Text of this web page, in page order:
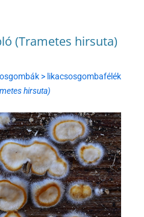
(Trametes hirsuta)
> likacsosgombafélék
hirsuta)